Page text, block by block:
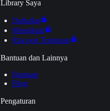
Library Saya
Daftarku
Mengikuti
Riwayat Tontonan
Bantuan dan Lainnya
Bantuan
Blog
Pengaturan